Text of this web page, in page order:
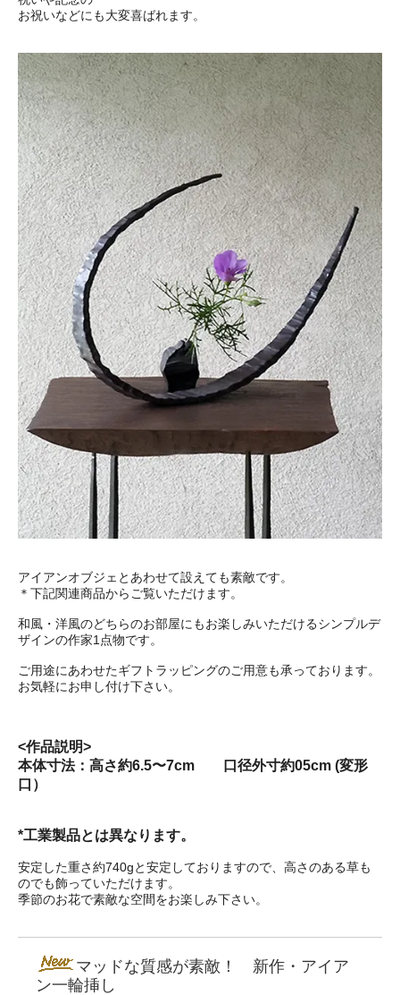
お祝いなどにも大変喜ばれます。
アイアンオブジェとあわせて設えても素敵です。
＊下記関連商品からご覧いただけます。
和風・洋風のどちらのお部屋にもお楽しみいただけるシンプルデ
ザインの作家1点物です。
ご用途にあわせたギフトラッピングのご用意も承っております。
お気軽にお申し付け下さい。
<作品説明>
本体寸法：高さ約6.5〜7cm 口径外寸約05cm (変形
口）
*工業製品とは異なります。
安定した重さ約740gと安定しておりますので、高さのある草も
のでも飾っていただけます。
季節のお花で素敵な空間をお楽しみ下さい。
マッドな質感が素敵！ 新作・アイア
ン一輪挿し